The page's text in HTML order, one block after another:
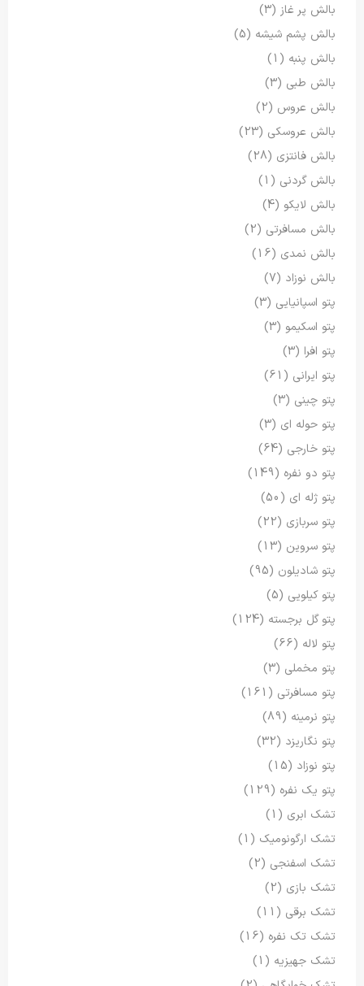
بالش پر غاز (3)
بالش پشم شیشه (5)
بالش پنبه (1)
بالش طبی (3)
بالش عروس (2)
بالش عروسکی (23)
بالش فانتزی (28)
بالش گردنی (1)
بالش لایکو (4)
بالش مسافرتی (2)
بالش نمدی (16)
بالش نوزاد (7)
پتو اسپانیایی (3)
پتو اسکیمو (3)
پتو افرا (3)
پتو ایرانی (61)
پتو چینی (3)
پتو حوله ای (3)
پتو خارجی (64)
پتو دو نفره (149)
پتو ژله ای (50)
پتو سربازی (22)
پتو سروین (13)
پتو شادیلون (95)
پتو کیلویی (5)
پتو گل برجسته (124)
پتو لاله (66)
پتو مخملی (3)
پتو مسافرتی (161)
پتو نرمینه (89)
پتو نگاریزد (32)
پتو نوزاد (15)
پتو یک نفره (129)
تشک ابری (1)
تشک ارگونومیک (1)
تشک اسفنجی (2)
تشک بازی (2)
تشک برقی (11)
تشک تک نفره (16)
تشک جهیزیه (1)